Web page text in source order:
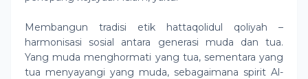
Membangun tradisi etik hattaqolidul qoliyah –
harmonisasi sosial antara generasi muda dan tua.
Yang muda menghormati yang tua, sementara yang
tua menyayangi yang muda, sebagaimana spirit Al-